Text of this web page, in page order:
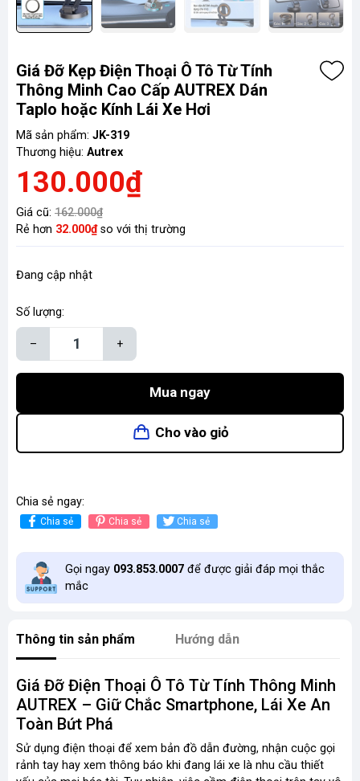
Giá Đỡ Kẹp Điện Thoại Ô Tô Từ Tính
Thông Minh Cao Cấp AUTREX Dán
Taplo hoặc Kính Lái Xe Hơi
Mã sản phẩm: JK-319
Thương hiệu: Autrex
130.000₫
Giá cũ: 162.000₫
Rẻ hơn 32.000₫so với thị trường
Đang cập nhật
Số lượng:
– +
Mua ngay
Cho vào giỏ
Chia sẻ ngay:
Chia sẻ Chia sẻ Chia sẻ
Gọi ngay 093.853.0007 để được giải đáp mọi thắc
mắc
Thông tin sản phẩm Hướng dẫn
Giá Đỡ Điện Thoại Ô Tô Từ Tính Thông Minh
AUTREX – Giữ Chắc Smartphone, Lái Xe An
Toàn Bứt Phá
Sử dụng điện thoại để xem bản đồ dẫn đường, nhận cuộc gọi
rảnh tay hay xem thông báo khi đang lái xe là nhu cầu thiết